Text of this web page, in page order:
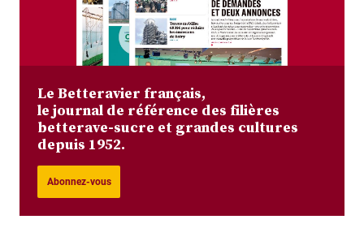
Le Betteravier français,
le journal de référence des filières
betterave-sucre et grandes cultures
depuis 1952.
Abonnez-vous